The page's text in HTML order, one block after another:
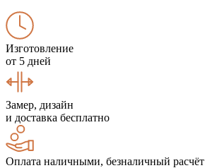
Изготовление
от 5 дней
Замер, дизайн
и доставка бесплатно
Оплата наличными, безналичный расчёт